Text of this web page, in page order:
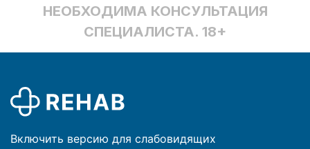
НЕОБХОДИМА КОНСУЛЬТАЦИЯ
СПЕЦИАЛИСТА. 18+
Включить версию для слабовидящих